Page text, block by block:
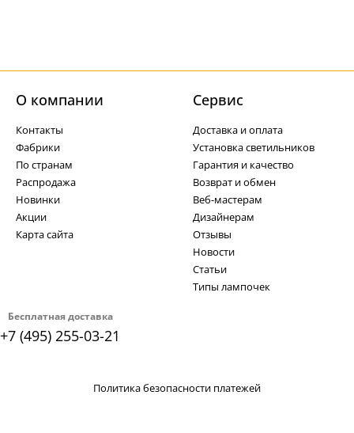
Бесплатная доставка
+7 (495) 255-03-21
О компании
Контакты
Фабрики
По странам
Распродажа
Новинки
Акции
Карта сайта
Cервис
Доставка и оплата
Установка светильников
Гарантия и качество
Возврат и обмен
Веб-мастерам
Дизайнерам
Отзывы
Новости
Статьи
Типы лампочек
Политика безопасности платежей